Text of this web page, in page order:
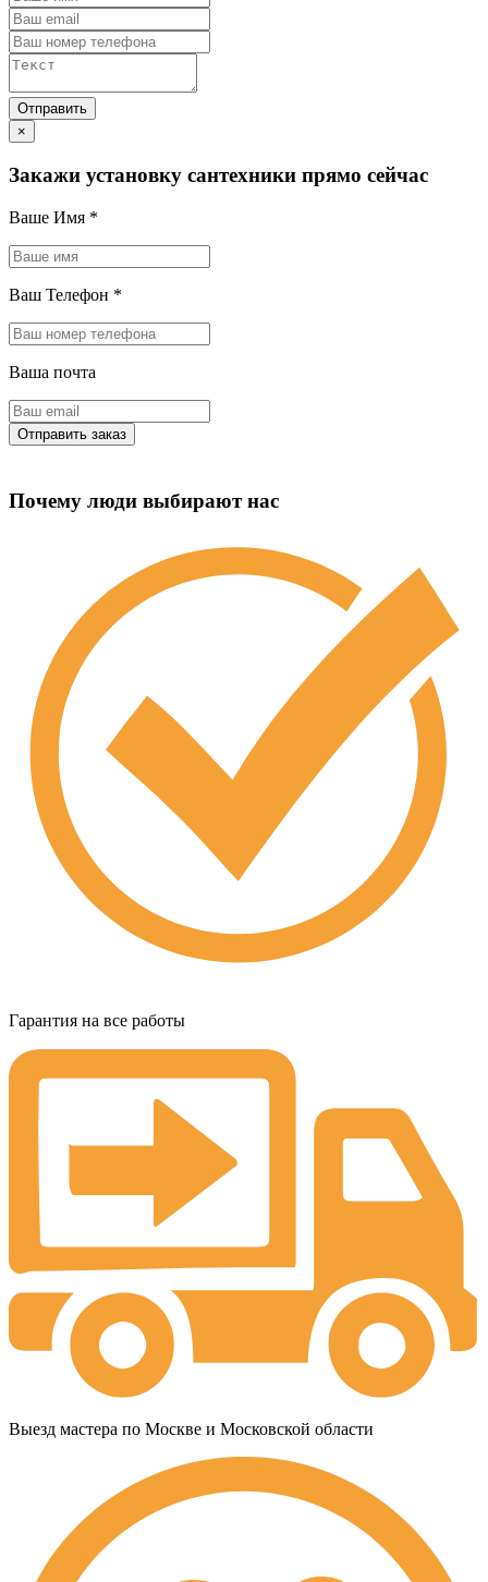
×
Закажи установку сантехники прямо сейчас
Ваше Имя *
Ваш Телефон *
Ваша почта
Почему люди выбирают нас
Гарантия на все работы
Выезд мастера по Москве и Московской области